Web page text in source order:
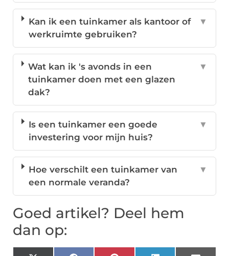
Kan ik een tuinkamer als kantoor of
werkruimte gebruiken?
▼
Wat kan ik 's avonds in een
tuinkamer doen met een glazen
dak?
▼
Is een tuinkamer een goede
investering voor mijn huis?
▼
Hoe verschilt een tuinkamer van
een normale veranda?
▼
Goed artikel? Deel hem
dan op: